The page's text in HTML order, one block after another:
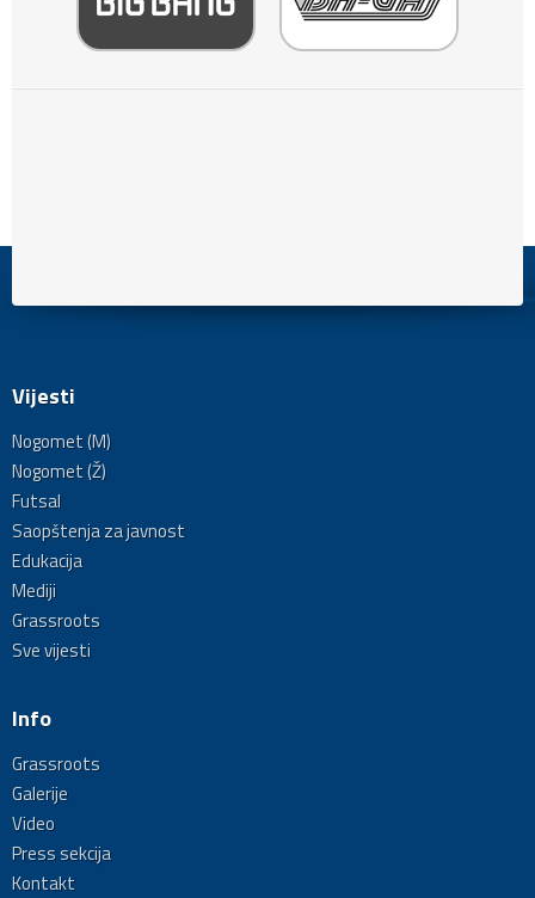
Vijesti
Nogomet (M)
Nogomet (Ž)
Futsal
Saopštenja za javnost
Edukacija
Mediji
Grassroots
Sve vijesti
Info
Grassroots
Galerije
Video
Press sekcija
Kontakt